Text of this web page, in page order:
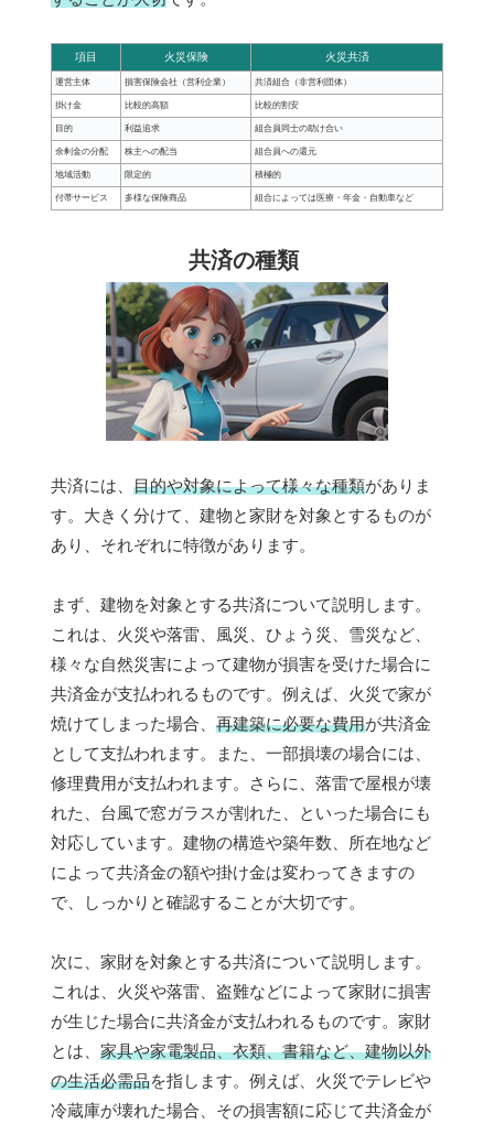
項目 火災保険 火災共済
運営主体 損害保険会社（営利企業） 共済組合（非営利団体）
掛け金 比較的高額 比較的割安
目的 利益追求 組合員同士の助け合い
余剰金の分配 株主への配当 組合員への還元
地域活動 限定的 積極的
付帯サービス 多様な保険商品 組合によっては医療・年金・自動車など
共済の種類
共済には、 目的や対象によって様々な種類がありま
す。大きく分けて、建物と家財を対象とするものが
あり、それぞれに特徴があります。
まず、建物を対象とする共済について説明します。
これは、火災や落雷、風災、ひょう災、雪災など、
様々な自然災害によって建物が損害を受けた場合に
共済金が支払われるものです。例えば、火災で家が
焼けてしまった場合、 再建築に必要な費用が共済金
として支払われます。また、一部損壊の場合には、
修理費用が支払われます。さらに、落雷で屋根が壊
れた、台風で窓ガラスが割れた、といった場合にも
対応しています。建物の構造や築年数、所在地など
によって共済金の額や掛け金は変わってきますの
で、しっかりと確認することが大切です。
次に、家財を対象とする共済について説明します。
これは、火災や落雷、盗難などによって家財に損害
が生じた場合に共済金が支払われるものです。家財
とは、 家具や家電製品、衣類、書籍など、建物以外
の生活必需品を指します。例えば、火災でテレビや
冷蔵庫が壊れた場合、その損害額に応じて共済金が